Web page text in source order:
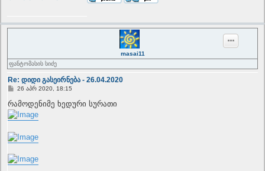
masai11
ფანტომასის სიძე
Re: დიდი გასეირნება - 26.04.2020
P
s
t
26 აპრ 2020, 18:15
რამოდენიმე ხედური სურათი